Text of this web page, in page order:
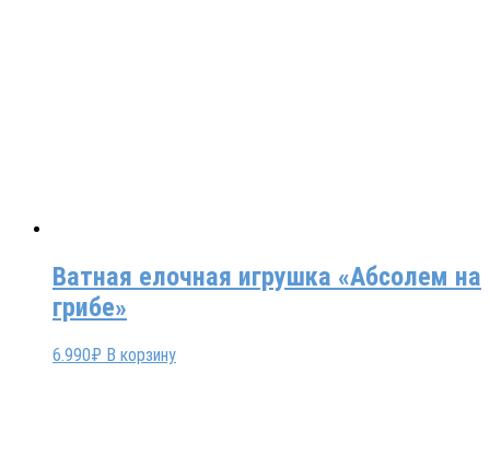
Ватная елочная игрушка «Абсолем на
грибе»
6.990₽ В корзину